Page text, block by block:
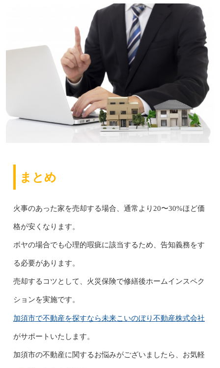
まとめ
火事のあった家を売却する場合、通常より20〜30%ほど価
格が安くなります。
ボヤの場合でも心理的瑕疵に該当するため、告知義務をす
る必要があります。
売却するコツとして、火災保険で修繕後ホームインスペク
ションを実施です。
加須市で不動産を探すなら未来こいのぼり不動産株式会社
がサポートいたします。
加須市の不動産に関するお悩みがございましたら、お気軽